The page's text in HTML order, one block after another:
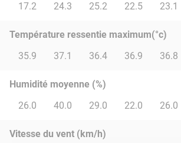
17.2
24.3 25.2 22.5 23.1
Température ressentie maximum(°c)
35.9
37.1 36.4 36.9 36.8
Humidité moyenne (%)
26.0
40.0 29.0 22.0 26.0
Vitesse du vent (km/h)